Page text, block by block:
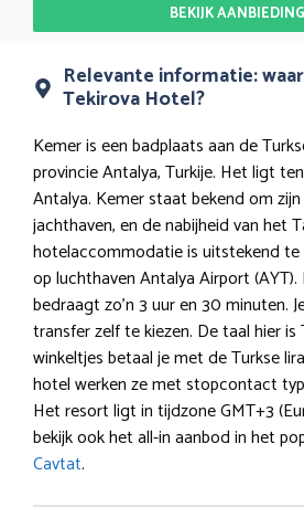
BEKIJK
Relevante informatie:
Tekirova Hotel?
Kemer is een badplaats aan de
provincie Antalya, Turkije. Het ligt
Antalya. Kemer staat bekend om
jachthaven, en de nabijheid van het
hotelaccommodatie is uitstekend te
op luchthaven Antalya Airport
bedraagt zo’n 3 uur en 30 minuten.
transfer zelf te kiezen. De taal hier is
winkeltjes betaal je met de Turkse
hotel werken ze met stopcontact
Het resort ligt in tijdzone GMT+3
bekijk ook het all-in aanbod in het
Cavtat.